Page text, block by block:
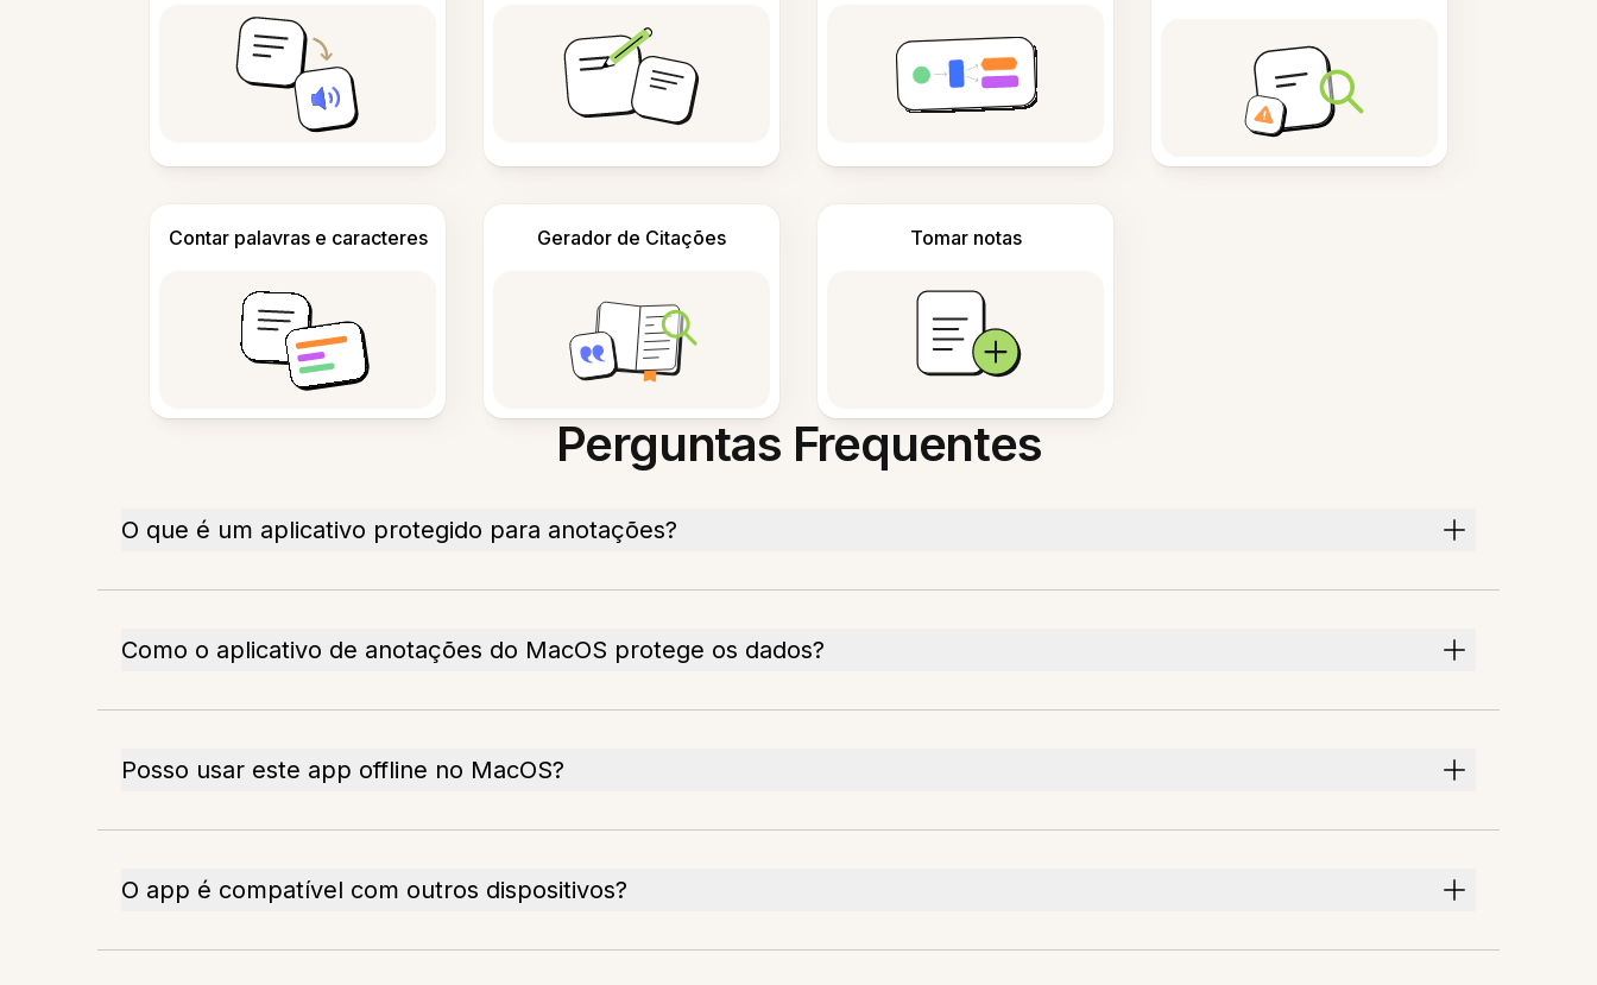
Contar palavras e caracteres Gerador de Citações Tomar notas
Perguntas Frequentes
O que é um aplicativo protegido para anotações?
Como o aplicativo de anotações do MacOS protege os dados?
Posso usar este app offline no MacOS?
O app é compatível com outros dispositivos?